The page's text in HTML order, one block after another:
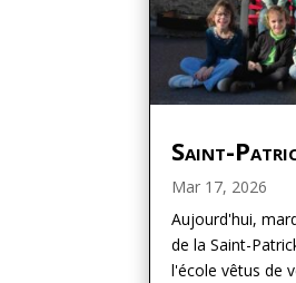
Saint-
Mar 17, 2026
Aujourd'hui,
de la Saint-
l'école vêtus de